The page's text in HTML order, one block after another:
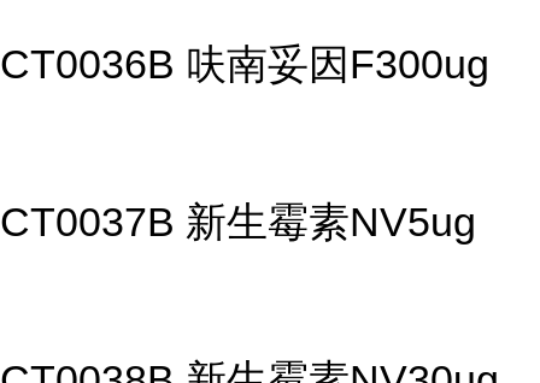
CT0036B 呋南妥因F300ug
CT0037B 新生霉素NV5ug